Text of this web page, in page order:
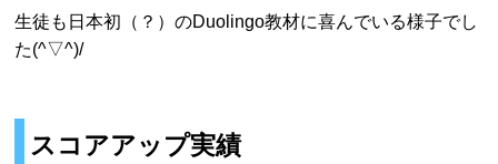
生徒も日本初（？）のDuolingo教材に喜んでいる様子でし
た(^▽^)/
スコアアップ実績